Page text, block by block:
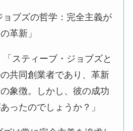
ョブズの哲学：完全主義が
革新」
「スティーブ・ジョブズと
共同創業者であり、革新
象徴。しかし、彼の成功
ったのでしょうか？」